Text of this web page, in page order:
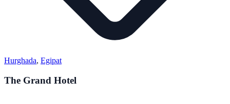
Hurghada, Egipat
The Grand Hotel